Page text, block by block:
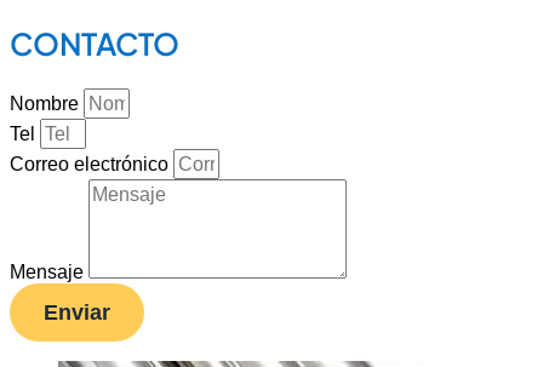
CONTACTO
Nombre
Tel
Correo electrónico
Mensaje
Enviar